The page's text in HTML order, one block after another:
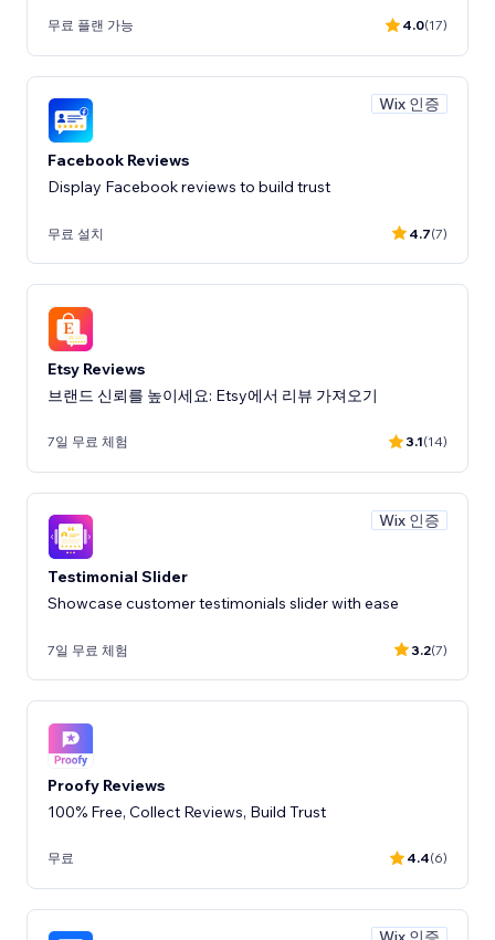
무료 플랜 가능 4.0(17)
Wix 인증
Facebook Reviews
Display Facebook reviews to build trust
무료 설치 4.7(7)
Etsy Reviews
브랜드 신뢰를 높이세요: Etsy에서 리뷰 가져오기
7일 무료 체험 3.1(14)
Wix 인증
Testimonial Slider
Showcase customer testimonials slider with ease
7일 무료 체험 3.2(7)
Proofy Reviews
100% Free, Collect Reviews, Build Trust
무료 4.4(6)